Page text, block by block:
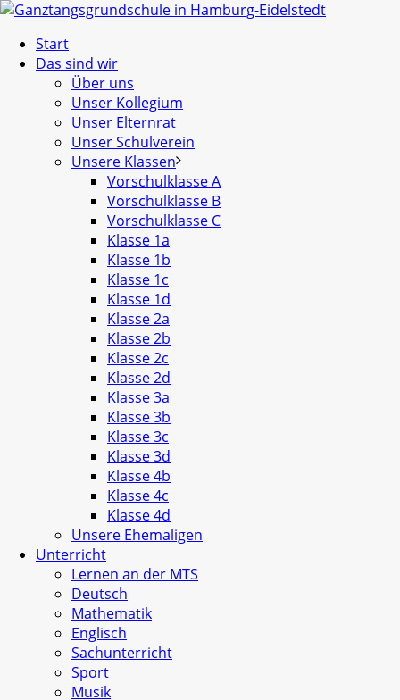
Start
Das sind wir
Über uns
Unser Kollegium
Unser Elternrat
Unser Schulverein
Unsere Klassen
Vorschulklasse A
Vorschulklasse B
Vorschulklasse C
Klasse 1a
Klasse 1b
Klasse 1c
Klasse 1d
Klasse 2a
Klasse 2b
Klasse 2c
Klasse 2d
Klasse 3a
Klasse 3b
Klasse 3c
Klasse 3d
Klasse 4b
Klasse 4c
Klasse 4d
Unsere Ehemaligen
Unterricht
Lernen an der MTS
Deutsch
Mathematik
Englisch
Sachunterricht
Sport
Musik